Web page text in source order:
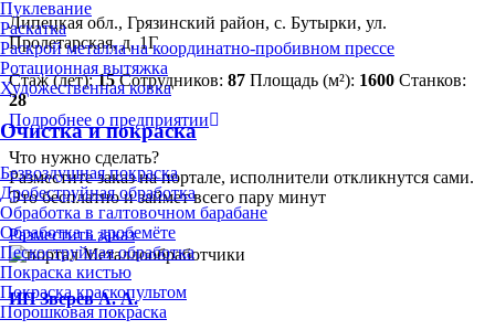
Пуклевание
Раскатка
Раскрой металла на координатно-пробивном прессе
Ротационная вытяжка
Художественная ковка
Очистка и покраска
Безвоздушная покраска
Дробеструйная обработка
Обработка в галтовочном барабане
Обработка в дробемёте
Пескоструйная обработка
Покраска кистью
Покраска краскопультом
Порошковая покраска
Липецкая обл., Грязинский район, с. Бутырки, ул.
Пролетарская, д. 1Г
Стаж (лет):15 Сотрудников: 87 Площадь (м²): 1600 Станков:
28
Подробнее о предприятии
Что нужно сделать?
Разместите заказ на портале, исполнители откликнутся сами.
Это бесплатно и займет всего пару минут
Разместить заказ
ИП Зверев А. А.